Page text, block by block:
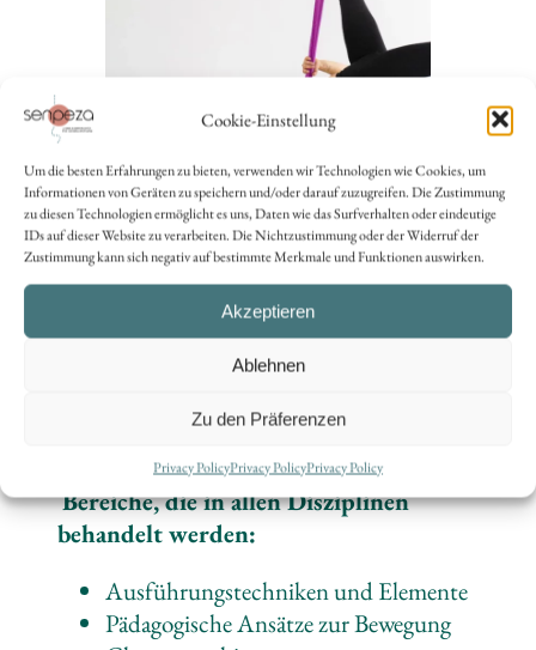
Cookie-Einstellung
Um die besten Erfahrungen zu bieten, verwenden wir Technologien wie Cookies, um
Informationen von Geräten zu speichern und/oder darauf zuzugreifen. Die Zustimmung
zu diesen Technologien ermöglicht es uns, Daten wie das Surfverhalten oder eindeutige
IDs auf dieser Website zu verarbeiten. Die Nichtzustimmung oder der Widerruf der
Zustimmung kann sich negativ auf bestimmte Merkmale und Funktionen auswirken.
Akzeptieren
Ablehnen
Zu den Präferenzen
Privacy PolicyPrivacy PolicyPrivacy Policy
AERIAL HAMMOCK (HAM1 – HAM2 – HAM3)
Spaßig und originell kombiniert der Aerial
Hammock die spektakuläre Akrobatik des
Lufttuchs mit Anmut und Leichtigkeit des
Altersgruppen durch seine Zugänglichkeit.
Bereiche, die in allen Disziplinen
behandelt werden:
Ausführungstechniken und Elemente
Pädagogische Ansätze zur Bewegung